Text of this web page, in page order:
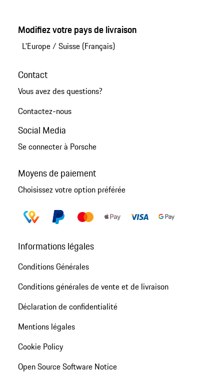
Modifiez votre pays de livraison
L'Europe/ Suisse (Français)
Contact
Vous avez des questions?
Contactez-nous
Social Media
Se connecter à Porsche
Moyens de paiement
Choisissez votre option préférée
Informations légales
Conditions Générales
Conditions générales de vente et de livraison
Déclaration de confidentialité
Mentions légales
Cookie Policy
Open Source Software Notice